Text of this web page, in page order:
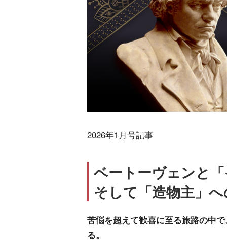
2026年1月号記事
ベートーヴェンと
そして「造物主」
苦悩を超えて歓喜に至る旅路の中
る。